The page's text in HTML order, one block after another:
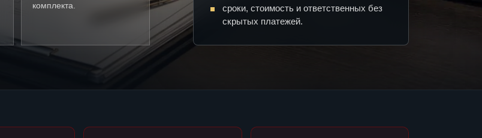
комплекта.
сроки, стоимость и ответственных без
скрытых платежей.